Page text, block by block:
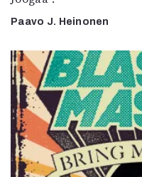
Paavo J. Heinonen